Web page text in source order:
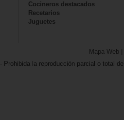
Cocineros destacados
Recetarios
Juguetes
Mapa Web |
- Prohibida la reproducción parcial o total